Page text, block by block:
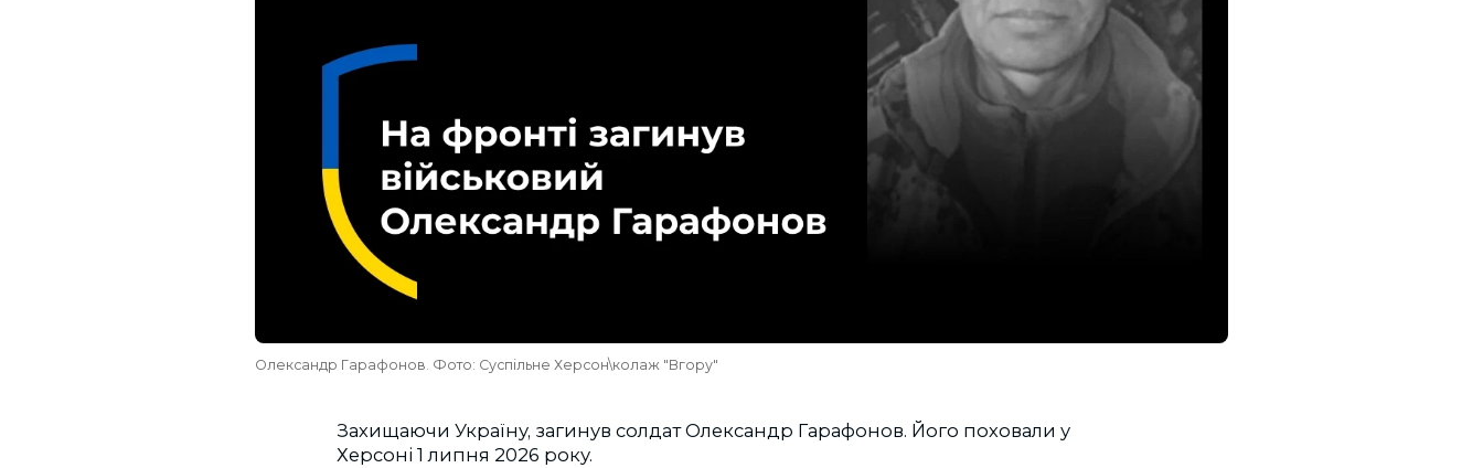
Олександр Гарафонов. Фото: Суспільне Херсон\колаж "Вгору"
Захищаючи Україну, загинув солдат Олександр Гарафонов. Його поховали у
Херсоні 1 липня 2026 року.